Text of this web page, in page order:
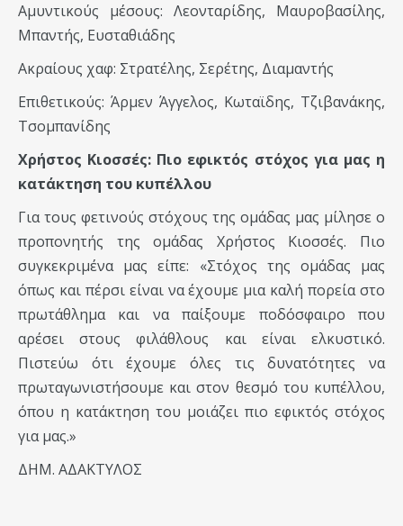
Αμυντικούς μέσους: Λεονταρίδης, Μαυροβασίλης,
Μπαντής, Ευσταθιάδης
Ακραίους χαφ: Στρατέλης, Σερέτης, Διαμαντής
Επιθετικούς: Άρμεν Άγγελος, Κωταϊδης, Τζιβανάκης,
Τσομπανίδης
Χρήστος Κιοσσές: Πιο εφικτός στόχος για μας η
κατάκτηση του κυπέλλου
Για τους φετινούς στόχους της ομάδας μας μίλησε ο
προπονητής της ομάδας Χρήστος Κιοσσές. Πιο
συγκεκριμένα μας είπε: «Στόχος της ομάδας μας
όπως και πέρσι είναι να έχουμε μια καλή πορεία στο
πρωτάθλημα και να παίξουμε ποδόσφαιρο που
αρέσει στους φιλάθλους και είναι ελκυστικό.
Πιστεύω ότι έχουμε όλες τις δυνατότητες να
πρωταγωνιστήσουμε και στον θεσμό του κυπέλλου,
όπου η κατάκτηση του μοιάζει πιο εφικτός στόχος
για μας.»
ΔΗΜ. ΑΔΑΚΤΥΛΟΣ